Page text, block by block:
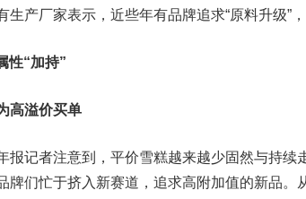
生产厂家表示，近些年有品牌追求“原料升级”
性“加持”
高溢价买单
记者注意到，平价雪糕越来越少固然与持续
牌们忙于挤入新赛道，追求高附加值的新品。